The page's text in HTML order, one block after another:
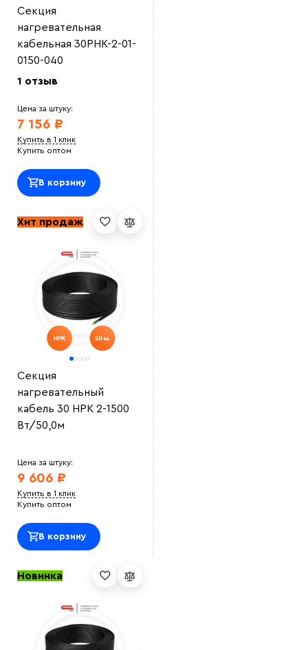
Секция
нагревательная
кабельная 30РНК-2-01-
0150-040
1 отзыв
Цена за штуку:
7 156 ₽
Купить в 1 клик
Купить оптом
В корзину
Хит продаж
Секция
нагревательный
кабель 30 НРК 2-1500
Вт/50,0м
Цена за штуку:
9 606 ₽
Купить в 1 клик
Купить оптом
В корзину
Новинка